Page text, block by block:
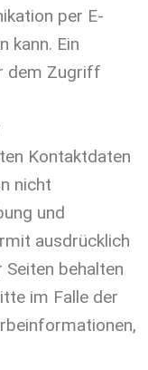
per E-
kann. Ein
dem Zugriff
Kontaktdaten
nicht
und
ausdrücklich
behalten
im Falle der